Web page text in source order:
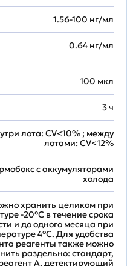
1.56-100 нг/мл
0.64 нг/мл
100 мкл
3 ч
лота: CV<10% ; между
лотами: CV<12%
с аккумуляторами
холода
хранить целиком при
-20°C в течение срока
и до одного месяца при
4°C. Для удобства
реагенты также можно
раздельно: стандарт,
A, детектирующий